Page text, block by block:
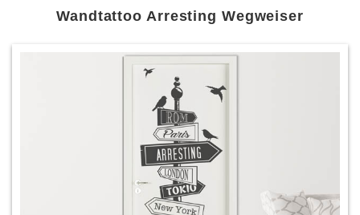
Wandtattoo Arresting Wegweiser